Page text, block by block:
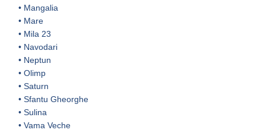
• Mangalia
• Mare
• Mila 23
• Navodari
• Neptun
• Olimp
• Saturn
• Sfantu Gheorghe
• Sulina
• Vama Veche